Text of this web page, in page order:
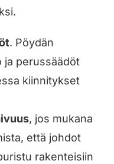
. Pöydän
ja perussäädöt
kiinnitykset
, jos mukana
että johdot
rakenteisiin